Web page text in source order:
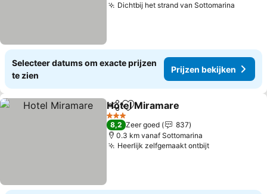
Dichtbij het strand van Sottomarina
Selecteer datums om exacte prijzen
te zien
Prijzen bekijken
DelenToevoegen aan favorieten
Hotel Miramare
3 Sterren
8,2 Zeer goed
837
0.3 km vanaf Sottomarina
Heerlijk zelfgemaakt ontbijt